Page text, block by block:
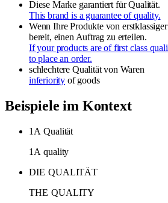
Diese Marke garantiert für Qualität.
This brand is a guarantee of quality.
Wenn Ihre Produkte von
bereit, einen Auftrag zu erteilen.
If your products are of first class
to place an order.
schlechtere Qualität von Waren
inferiority of goods
Beispiele im Kontext
1A Qualität
1A quality
DIE QUALITÄT
THE QUALITY